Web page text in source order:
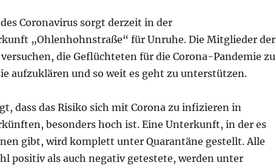
Coronavirus sorgt derzeit in der
„Ohlenhohnstraße“ für Unruhe. Die Mitglieder der
die Geflüchteten für die Corona-Pandemie zu
aufzuklären und so weit es geht zu unterstützen.
dass das Risiko sich mit Corona zu infizieren in
besonders hoch ist. Eine Unterkunft, in der es
gibt, wird komplett unter Quarantäne gestellt. Alle
positiv als auch negativ getestete, werden unter